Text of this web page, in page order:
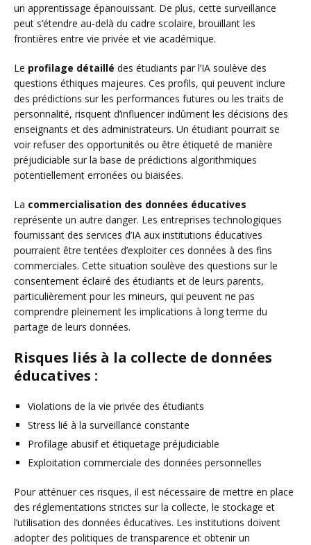
un apprentissage épanouissant. De plus, cette surveillance
peut s’étendre au-delà du cadre scolaire, brouillant les
frontières entre vie privée et vie académique.
Le profilage détaillé des étudiants par l’IA soulève des
questions éthiques majeures. Ces profils, qui peuvent inclure
des prédictions sur les performances futures ou les traits de
personnalité, risquent d’influencer indûment les décisions des
enseignants et des administrateurs. Un étudiant pourrait se
voir refuser des opportunités ou être étiqueté de manière
préjudiciable sur la base de prédictions algorithmiques
potentiellement erronées ou biaisées.
La commercialisation des données éducatives
représente un autre danger. Les entreprises technologiques
fournissant des services d’IA aux institutions éducatives
pourraient être tentées d’exploiter ces données à des fins
commerciales. Cette situation soulève des questions sur le
consentement éclairé des étudiants et de leurs parents,
particulièrement pour les mineurs, qui peuvent ne pas
comprendre pleinement les implications à long terme du
partage de leurs données.
Risques liés à la collecte de données
éducatives :
Violations de la vie privée des étudiants
Stress lié à la surveillance constante
Profilage abusif et étiquetage préjudiciable
Exploitation commerciale des données personnelles
Pour atténuer ces risques, il est nécessaire de mettre en place
des réglementations strictes sur la collecte, le stockage et
l’utilisation des données éducatives. Les institutions doivent
adopter des politiques de transparence et obtenir un